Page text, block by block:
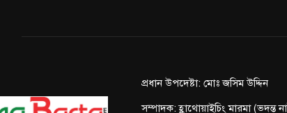
প্রধান উপদেষ্টা: মোঃ জসিম উদ্দিন
সম্পাদক: হ্লাথোয়াইচিং মারমা (ভদন্ত